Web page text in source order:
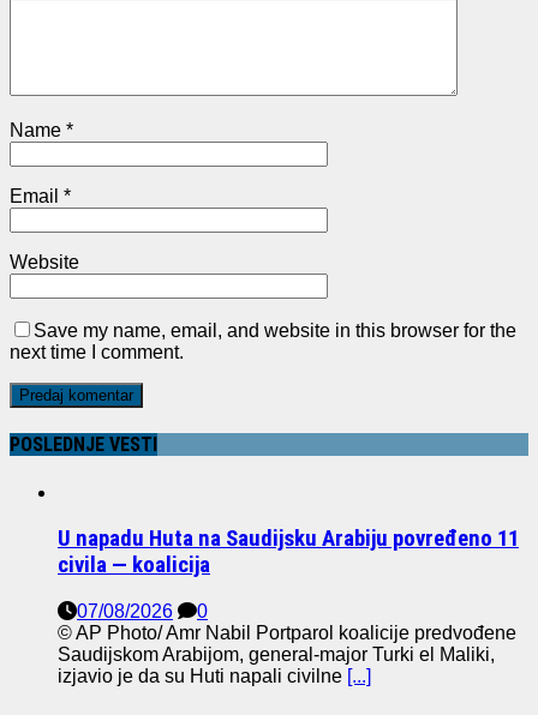
Name *
Email *
Website
Save my name, email, and website in this browser for the
next time I comment.
POSLEDNJE VESTI
U napadu Huta na Saudijsku Arabiju povređeno 11
civila — koalicija
07/08/2026
0
© AP Photo/ Amr Nabil Portparol koalicije predvođene
Saudijskom Arabijom, general-major Turki el Maliki,
izjavio je da su Huti napali civilne [...]